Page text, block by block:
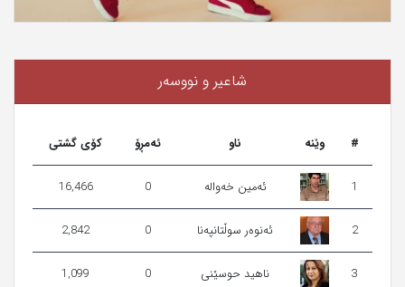
شاعیر و نووسەر
# وێنه‌ ناو ئەمڕۆ کۆی گشتی
1 ئه‌مین خه‌واله 0
16,466
2 ئەنوەر سوڵتانپەنا 0
2,842
3 ناهید حوسێنی 0
1,099